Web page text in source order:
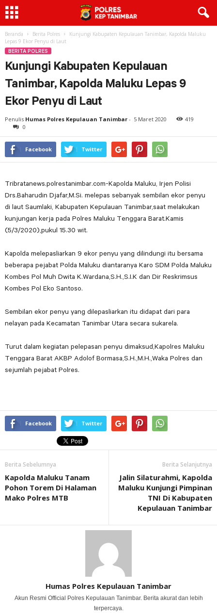
Beranda Berita Polres
Kunjungi Kabupaten Kepulauan Tanimbar, Kapolda Maluku
Lepas 9 Ekor Penyu di Laut
BERITA POLRES
Kunjungi Kabupaten Kepulauan
Tanimbar, Kapolda Maluku Lepas 9
Ekor Penyu di Laut
Penulis Humas Polres Kepulauan Tanimbar - 5 Maret 2020
419
0
Facebook Twitter
Tribratanews.polrestanimbar.com-Kapolda Maluku, Irjen Polisi
Drs.Baharudin Djafar,M.Si. melepas sebanyak sembilan ekor penyu
di laut Saumlaki, Kabupaten Kepulauan Tanimbar,saat melakukan
kunjungan kerja pada Polres Maluku Tenggara Barat.Kamis
(5/3/2020),pukul 15.30 wit.
Kapolda melepasliarkan 9 ekor penyu yang dilindungi itu bersama
beberapa pejabat Polda Maluku diantaranya Karo SDM Polda Maluku
Kombes Pol Muh Dwita K.Wardana,S.H.,S.I.K dan Dir Reskrimsus
Kombes Pol Eko Santoso.
Sembilan ekor penyu yang dilepasliarkan itu didapat dari para
nelayan pada Kecamatan Tanimbar Utara secara sukarela.
Turut dalam kegiatan pelepasan penyu dimaksud,Kapolres Maluku
Tenggara Barat AKBP Adolof Bormasa,S.H.,M.H.,Waka Polres dan
sejumlah pejabat Polres.
Facebook Twitter
Berita Sebelumnya
Kapolda Maluku Tanam
Pohon Torem Di Halaman
Mako Polres MTB
Berita Selanjutnya
Jalin Silaturahmi, Kapolda
Maluku Kunjungi Pimpinan
TNI Di Kabupaten
Kepulauan Tanimbar
Humas Polres Kepulauan Tanimbar
Akun Resmi Official Polres Kepulauan Tanimbar. Berita akurat dan lebih
terpercaya.